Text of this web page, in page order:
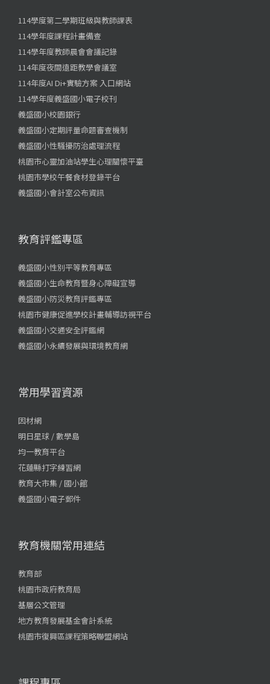
114學度第二學期班級與教師課表
114學年度課程計畫備查
114學年度教師晨會會議記錄
114年度夜間遠距教學會議室
114年度AI Di+實驗方案 入口網站
114學年度義盛國小電子校刊
義盛國小校園銀行
義盛國小定期評量命題審查機制
義盛國小性騷擾防治處理流程
桃園市心靈加油站學生心理關懷平臺
桃園市學校午餐食材登錄平台
義盛國小會計室公布資訊
教育評鑑專區
義盛國小性別平等教育專區
義盛國小生命教育暨身心障礙宣導
義盛國小防災教育評鑑專區
桃園市健康促進學校計畫輔導訪視平台
義盛國小交通安全評鑑網
義盛國小永續發展與環境教育網
常用學習資源
因材網
明日星球 / 數學島
均一教育平台
花蓮縣打字練習網
教育大市集 / 國小館
義盛國小電子郵件
教育機關常用連結
教育部
桃園市政府教育局
基層公文管理
地方教育發展基金會計系統
桃園市復興區課程策略聯盟網站